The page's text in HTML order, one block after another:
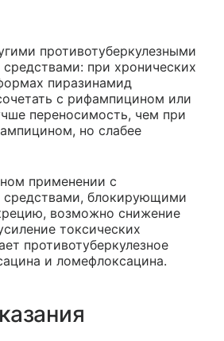
противотуберкулезными
при хронических
пиразинамид
с рифампицином или
переносимость, чем при
но слабее
применении с
средствами, блокирующими
возможно снижение
токсических
противотуберкулезное
и ломефлоксацина.